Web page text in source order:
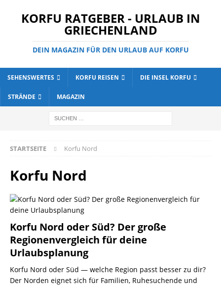
KORFU RATGEBER - URLAUB IN
GRIECHENLAND
DEIN MAGAZIN FÜR DEN URLAUB AUF KORFU
SEHENSWERTES KORFU REISEN DIE INSEL KORFU
STRÄNDE MAGAZIN
STARTSEITE Korfu Nord
Korfu Nord
Korfu Nord oder Süd? Der große
Regionenvergleich für deine
Urlaubsplanung
Korfu Nord oder Süd — welche Region passt besser zu dir?
Der Norden eignet sich für Familien, Ruhesuchende und